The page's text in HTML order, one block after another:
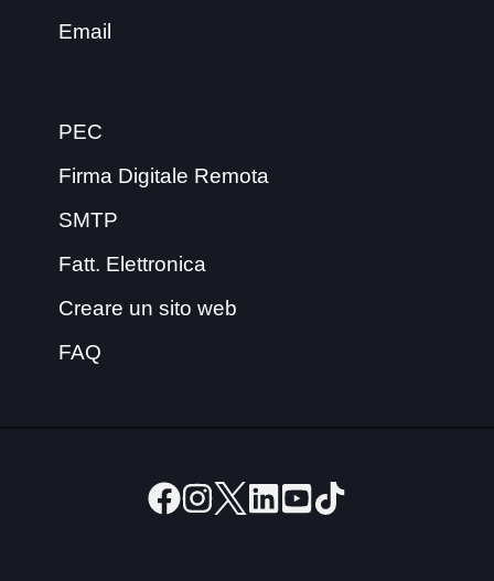
Email
PEC
Firma Digitale Remota
SMTP
Fatt. Elettronica
Creare un sito web
FAQ